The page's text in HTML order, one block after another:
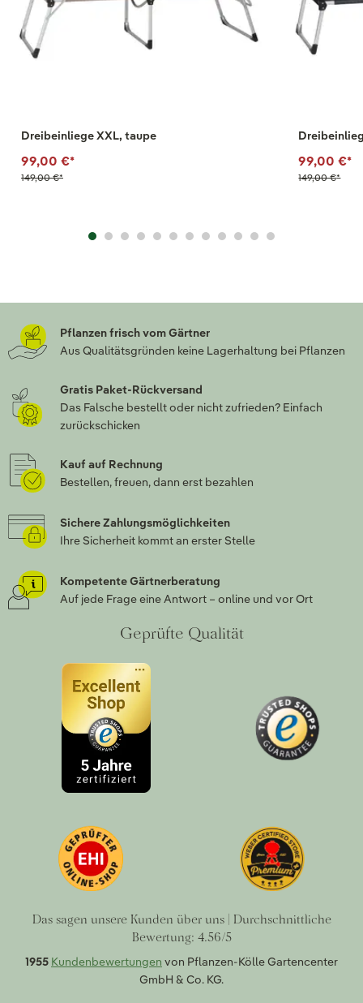
Dreibeinliege XXL, taupe
99,00 €*
149,00 €*
99,00 €*
149,00 €*
Pflanzen frisch vom Gärtner
Aus Qualitätsgründen keine Lagerhaltung bei Pflanzen
Gratis Paket-Rückversand
Das Falsche bestellt oder nicht zufrieden? Einfach
zurückschicken
Kauf auf Rechnung
Bestellen, freuen, dann erst bezahlen
Sichere Zahlungsmöglichkeiten
Ihre Sicherheit kommt an erster Stelle
Kompetente Gärtnerberatung
Auf jede Frage eine Antwort – online und vor Ort
Geprüfte Qualität
Das sagen unsere Kunden über uns | Durchschnittliche
Bewertung: 4.56/5
1955 Kundenbewertungen von Pflanzen-Kölle Gartencenter
GmbH & Co. KG.